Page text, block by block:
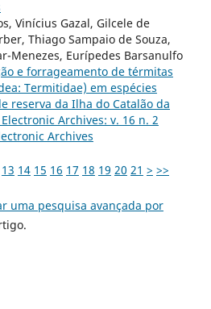
Vinícius Gazal, Gilcele de
Thiago Sampaio de Souza,
Menezes, Eurípedes Barsanulfo
e forrageamento de térmitas
Termitidae) em espécies
reserva da Ilha do Catalão da
Archives: v. 16 n. 2
Archives
13 14 15 16 17 18 19 20 21 > >>
uma pesquisa avançada por